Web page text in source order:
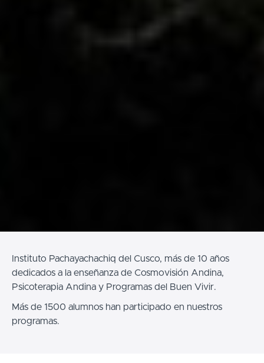
Instituto Pachayachachiq del Cusco, más de 10 años
dedicados a la enseñanza de Cosmovisión Andina,
Psicoterapia Andina y Programas del Buen Vivir.
Más de 1500 alumnos han participado en nuestros
programas.